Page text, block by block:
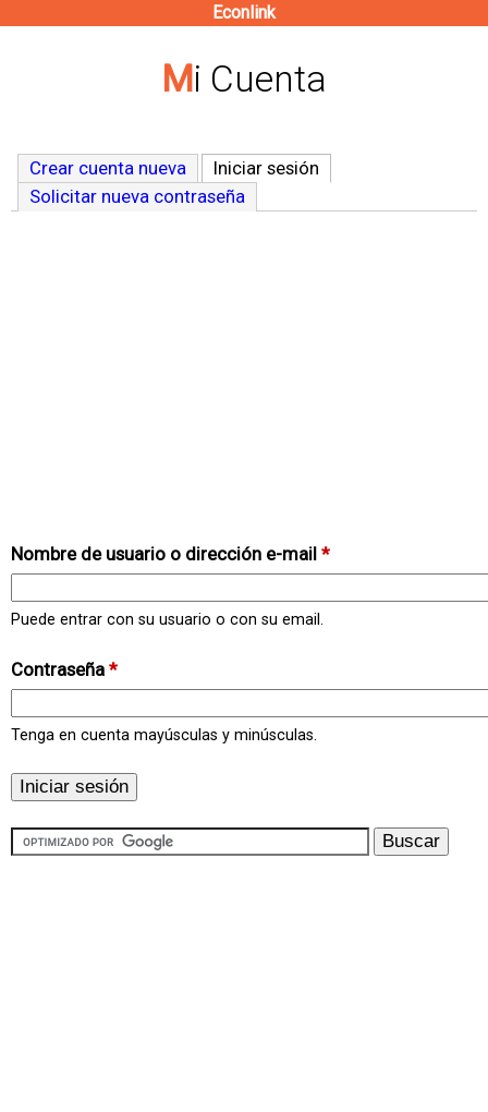
contenido
Econlink
Mi Cuenta
Crear cuenta nueva Iniciar sesión
Solicitar nueva contraseña
Nombre de usuario o dirección e-mail *
Puede entrar con su usuario o con su email.
Contraseña *
Tenga en cuenta mayúsculas y minúsculas.